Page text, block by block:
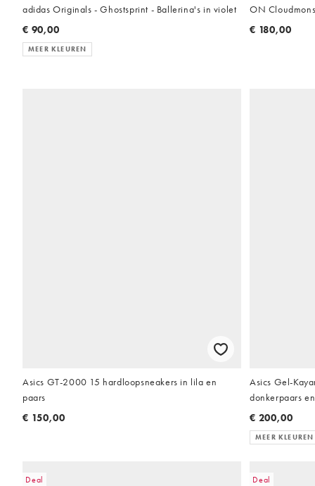
adidas Originals - Ghostsprint - Ballerina's in violet
€ 90,00
MEER KLEUREN
ON
€ 180,00
Asics GT-2000 15 hardloopsneakers in lila en
paars
€ 150,00
Asics Gel-
donkerpaars
€ 200,00
MEER KLEUREN
Deal Deal